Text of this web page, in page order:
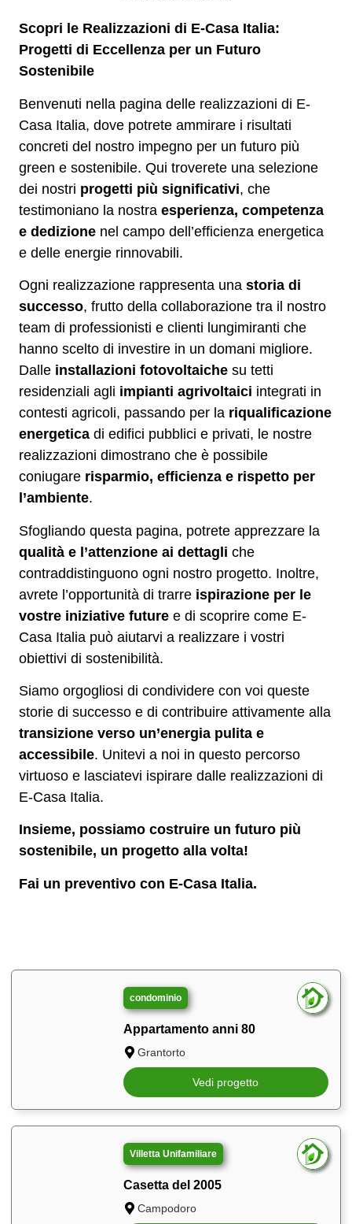
Scopri le Realizzazioni di E-Casa Italia:
Progetti di Eccellenza per un Futuro
Sostenibile
Benvenuti nella pagina delle realizzazioni di E-
Casa Italia, dove potrete ammirare i risultati
concreti del nostro impegno per un futuro più
green e sostenibile. Qui troverete una selezione
dei nostri progetti più significativi, che
testimoniano la nostraesperienza, competenza
e dedizione nel campo dell’efficienza energetica
e delle energie rinnovabili.
Ogni realizzazione rappresenta unastoria di
successo, frutto della collaborazione tra il nostro
team di professionisti e clienti lungimiranti che
hanno scelto di investire in un domani migliore.
Dalle installazioni fotovoltaiche su tetti
residenziali agli impianti agrivoltaici integrati in
contesti agricoli, passando per la riqualificazione
energetica di edifici pubblici e privati, le nostre
realizzazioni dimostrano che è possibile
coniugare risparmio, efficienza e rispetto per
l’ambiente.
Sfogliando questa pagina, potrete apprezzare la
qualità e l’attenzione ai dettagli che
contraddistinguono ogni nostro progetto. Inoltre,
avrete l’opportunità di trarre ispirazione per le
vostre iniziative future e di scoprire come E-
Casa Italia può aiutarvi a realizzare i vostri
obiettivi di sostenibilità.
Siamo orgogliosi di condividere con voi queste
storie di successo e di contribuire attivamente alla
transizione verso un’energia pulita e
accessibile. Unitevi a noi in questo percorso
virtuoso e lasciatevi ispirare dalle realizzazioni di
E-Casa Italia.
Insieme, possiamo costruire un futuro più
sostenibile, un progetto alla volta!
Fai un preventivo con E-Casa Italia.
condominio
Appartamento anni 80
Grantorto
Vedi progetto
Villetta Unifamiliare
Casetta del 2005
Campodoro